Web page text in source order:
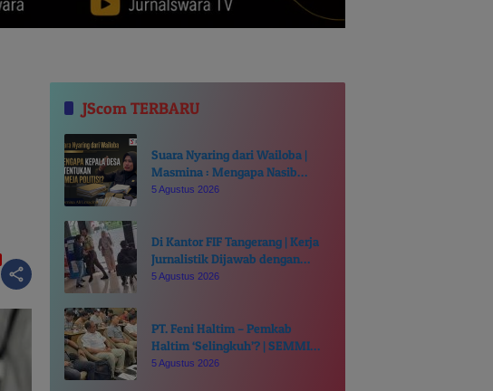
JScom TERBARU
Suara Nyaring dari Wailoba |
Masmina : Mengapa Nasib
Kades Desa Ditentukan di Meja
5 Agustus 2026
Di Kantor FIF Tangerang | Kerja
Jurnalistik Dijawab dengan
Intimidasi dan Cakaran
5 Agustus 2026
PT. Feni Haltim – Pemkab
Haltim ‘Selingkuh’? | SEMMI
MALUT Ancam Polisikan Sekda
5 Agustus 2026